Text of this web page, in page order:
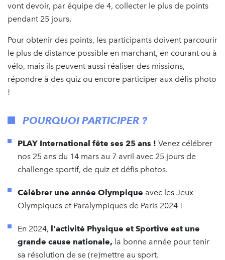
vont devoir, par équipe de 4, collecter le plus de points
pendant 25 jours.
Pour obtenir des points, les participants doivent parcourir
le plus de distance possible en marchant, en courant ou à
vélo, mais ils peuvent aussi réaliser des missions,
répondre à des quiz ou encore participer aux défis photo
!
POURQUOI PARTICIPER ?
PLAY International fête ses 25 ans ! Venez célébrer
nos 25 ans du 14 mars au 7 avril avec 25 jours de
challenge sportif, de quiz et défis photos.
Célébrer une année Olympique avec les Jeux
Olympiques et Paralympiques de Paris 2024 !
En 2024, l'activité Physique et Sportive est une
grande cause nationale, la bonne année pour tenir
sa résolution de se (re)mettre au sport.